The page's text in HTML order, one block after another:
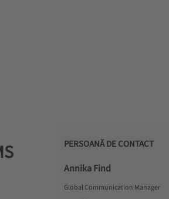
PERSOANĂ DE CONTACT
Annika Find
Global Communication Manager